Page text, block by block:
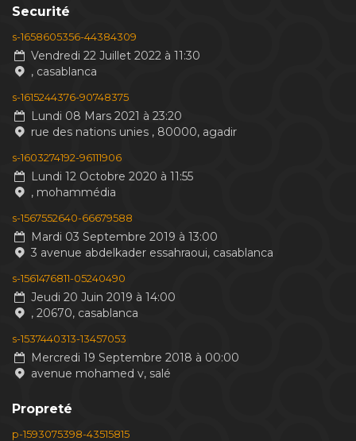
Securité
s-1658605356-44384309
Vendredi 22 Juillet 2022 à 11:30
, casablanca
s-1615244376-90748375
Lundi 08 Mars 2021 à 23:20
rue des nations unies , 80000, agadir
s-1603274192-96111906
Lundi 12 Octobre 2020 à 11:55
, mohammédia
s-1567552640-66679588
Mardi 03 Septembre 2019 à 13:00
3 avenue abdelkader essahraoui, casablanca
s-1561476811-05240490
Jeudi 20 Juin 2019 à 14:00
, 20670, casablanca
s-1537440313-13457053
Mercredi 19 Septembre 2018 à 00:00
avenue mohamed v, salé
Propreté
p-1593075398-43515815